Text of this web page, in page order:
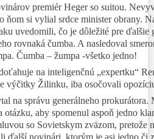
premiér Heger so suitou.
ňom si vylial srdce minister obrany.
uvedomili, čo je dôležité pre
rovnaká čumba. A nasledoval
Čumba – žumpa -všetko jedno!
na inteligenčnú „expertku“
výčitky Žilinku, iba osočovali
na správu generálneho
otázku, aby spomenul aspoň jedno
so Sovietskym zväzom, pretože
ďalší novinári, ktorým je asi jedno či